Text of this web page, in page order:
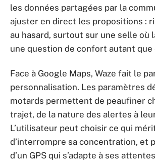
les données partagées par la
ajuster en direct les propositions :
au hasard, surtout sur une selle où
une question de confort autant que
Face à Google Maps, Waze fait le
personnalisation. Les paramètres
motards permettent de peaufiner
trajet, de la nature des alertes à
L’utilisateur peut choisir ce qui
d’interrompre sa concentration, et
d’un GPS qui s’adapte à ses